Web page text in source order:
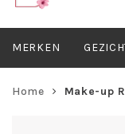
MERKEN
Home Make-up